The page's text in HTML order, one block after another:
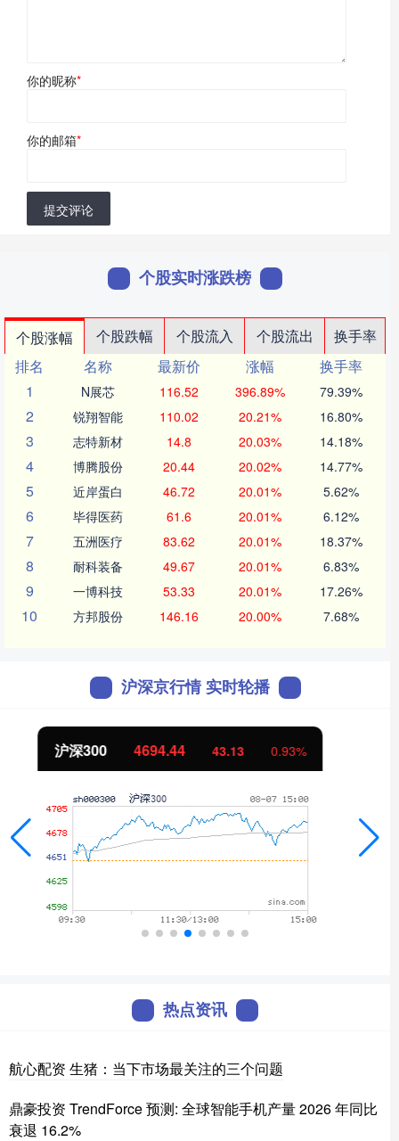
你的昵称*
你的邮箱*
提交评论
个股实时涨跌榜
个股涨幅 个股跌幅 个股流入 个股流出
换手率
排名
名称 最新价 涨幅
换手率
1
N展芯 116.52 396.89% 79.39%
2 锐翔智能 110.02 20.21% 16.80%
3 志特新材 14.8 20.03% 14.18%
4 博腾股份 20.44 20.02% 14.77%
5 近岸蛋白 46.72 20.01% 5.62%
6 毕得医药 61.6 20.01% 6.12%
7 五洲医疗 83.62 20.01% 18.37%
8 耐科装备 49.67 20.01% 6.83%
9 一博科技 53.33 20.01% 17.26%
10 方邦股份 146.16 20.00% 7.68%
沪深京行情 实时轮播
北证50 1134.24 11.37 1.01%
热点资讯
航心配资 生猪：当下市场最关注的三个问题
鼎豪投资 TrendForce 预测: 全球智能手机产量 2026 年同比
衰退 16.2%